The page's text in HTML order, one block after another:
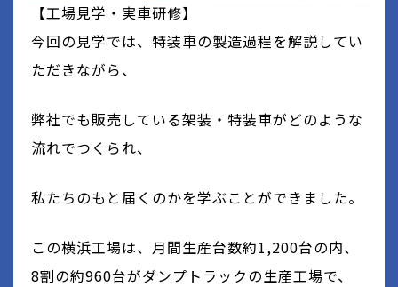
【工場見学・実車研修】
今回の見学では、特装車の製造過程を解説してい
ただきながら、
弊社でも販売している架装・特装車がどのような
流れでつくられ、
私たちのもと届くのかを学ぶことができました。
この横浜工場は、月間生産台数約1,200台の内、
8割の約960台がダンプトラックの生産工場で、